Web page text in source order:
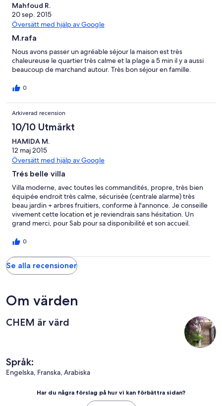
Mahfoud R.
20 sep. 2015
Översätt med hjälp av Google
M.rafa
Nous avons passer un agréable séjour la maison est très
chaleureuse le quartier très calme et la plage a 5 min il y a aussi
beaucoup de marchand autour. Très bon séjour en famille.
0
Arkiverad recension
10/10 Utmärkt
HAMIDA M.
12 maj 2015
Översätt med hjälp av Google
Trés belle villa
Villa moderne, avec toutes les commandités, propre, très bien
équipée endroit très calme, sécurisée (centrale alarme) très
beau jardin + arbres fruitiers, conforme à l'annonce. Je conseille
vivement cette location et je reviendrais sans hésitation. Un
grand merci, pour Sab pour sa disponibilité et son accueil.
0
Se alla recensioner
Om värden
CHEM är värd
Språk:
Engelska, Franska, Arabiska
Har du några förslag på hur vi kan förbättra sidan?